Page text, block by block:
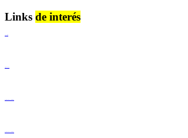
Links de interés